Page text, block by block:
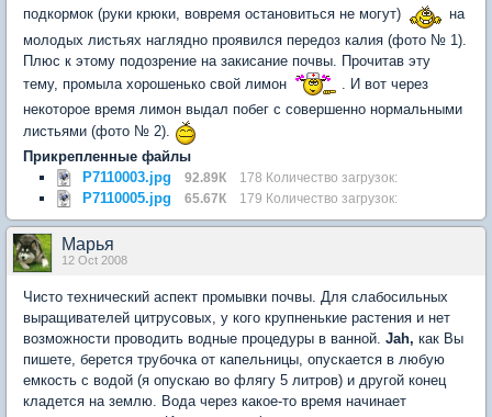
подкормок (руки крюки, вовремя остановиться не могут)
на
молодых листьях наглядно проявился передоз калия (фото № 1).
Плюс к этому подозрение на закисание почвы. Прочитав эту
тему, промыла хорошенько свой лимон
. И вот через
некоторое время лимон выдал побег с совершенно нормальными
листьями (фото № 2).
Прикрепленные файлы
P7110003.jpg
92.89К 178 Количество загрузок:
P7110005.jpg 65.67К 179 Количество загрузок:
Марья
12 Oct 2008
Чисто технический аспект промывки почвы. Для слабосильных
выращивателей цитрусовых, у кого крупненькие растения и нет
возможности проводить водные процедуры в ванной. Jah, как Вы
пишете, берется трубочка от капельницы, опускается в любую
емкость с водой (я опускаю во флягу 5 литров) и другой конец
кладется на землю. Вода через какое-то время начинает